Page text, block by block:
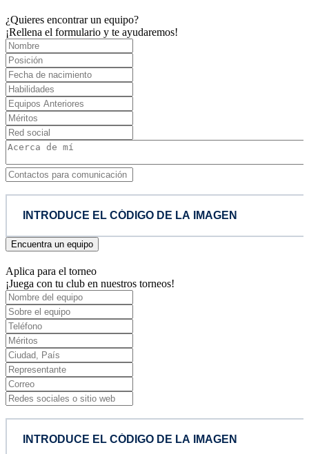
¿Quieres encontrar un equipo?
¡Rellena el formulario y te ayudaremos!
Encuentra un equipo
Aplica para el torneo
¡Juega con tu club en nuestros torneos!